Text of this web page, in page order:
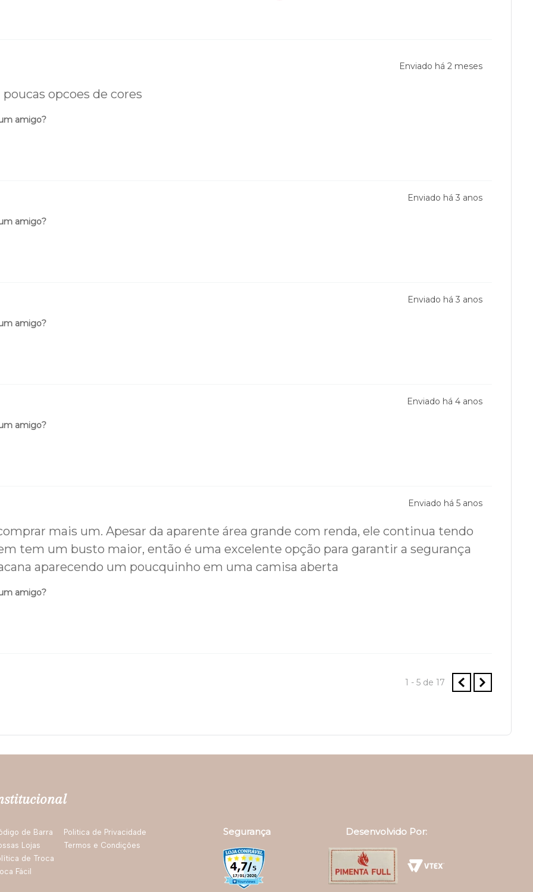
Enviado há 2 meses
opcoes de cores
amigo?
Enviado há 3 anos
amigo?
Enviado há 3 anos
amigo?
Enviado há 4 anos
amigo?
Enviado há 5 anos
mais um. Apesar da aparente área grande com renda, ele continua tendo
tem um busto maior, então é uma excelente opção para garantir a segurança
aparecendo um poucquinho em uma camisa aberta
amigo?
1 - 5 de 17
de Barra
Lojas
de Troca
Fácil
Politica de Privacidade
Termos e Condições
Segurança Desenvolvido Por: